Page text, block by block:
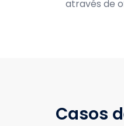
através de
Casos